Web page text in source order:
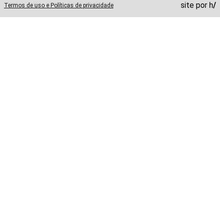
Termos de uso e Políticas de privacidade site por h/